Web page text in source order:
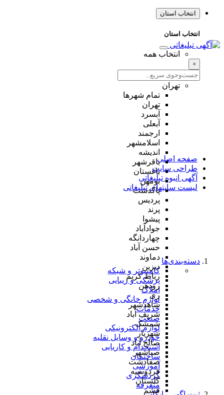
انتخاب استان
انتخاب استان
انتخاب همه
×
تهران
تمام شهر‌ها
تهران
آبسرد
آبعلی
ارجمند
اسلامشهر
اندیشه
باقرشهر
باغستان
بومهن
پاکدشت
پردیس
پرند
پیشوا
جوادآباد
چهاردانگه
حسن آباد
دماوند
دیزین
رباط کریم
رودهن
ری
شاهدشهر
شریف آباد
شمشک
شهریار
صالح آباد
صباشهر
صفادشت
فردوسیه
گلستان
فشم
صفحه اصلی
طراحی سایت
آگهی انبوه تبلیغاتی
لیست سایتهای تبلیغاتی
دسته‌بندی‌ها
کامپیوتر و شبکه
پزشکی و زیبایی
املاک
لوازم خانگی و شخصی
خدمات
صنعت
لوازم الکترونیکی
خودرو و وسایل نقلیه
استخدام و کاریابی
ساختمان
آموزشی
گردشگری
متفرقه